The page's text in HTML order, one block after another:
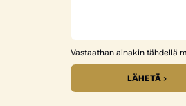
Vastaathan ainakin tähdellä
LÄHETÄ ›